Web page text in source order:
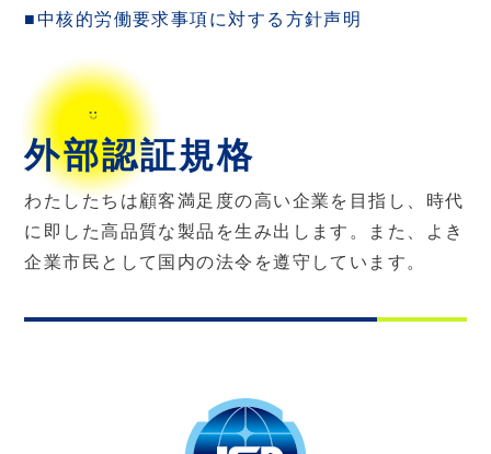
■中核的労働要求事項に対する方針声明
外部認証規格
わたしたちは顧客満足度の高い企業を目指し、時代
に即した高品質な製品を生み出します。また、よき
企業市民として国内の法令を遵守しています。